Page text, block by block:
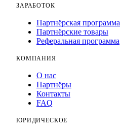
ЗАРАБОТОК
Партнёрская программа
Партнёрские товары
Реферальная программа
КОМПАНИЯ
О нас
Партнёры
Контакты
FAQ
ЮРИДИЧЕСКОЕ